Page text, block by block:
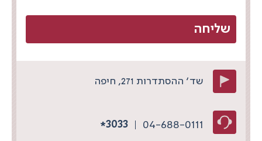
שד׳ ההסתדרות 271, חיפה
04-688-0111
3033
*